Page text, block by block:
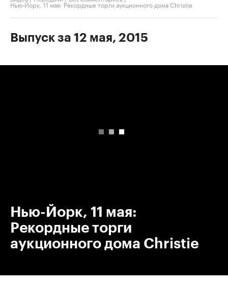
Нью-Йорк, 11 мая: Рекордные торги аукционного дома Christie
Выпуск за 12 мая, 2015
Нью-Йорк, 11 мая:
Рекордные торги
аукционного дома Christie